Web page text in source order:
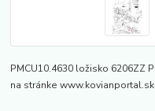
PMCU10.4630 ložisko 6206ZZ
na stránke www.kovianportal.sk.